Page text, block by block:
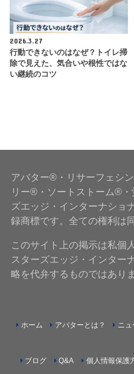
2026.3.27
行動できないのはなぜ？トイレ掃
除で見えた、気合いや根性ではな
い継続のコツ
アバター®・リサーフェシ
リー®・ソートストーム®
ズエッジ・インターナショ
録商標です。全ての権利は
このサイト上の掲示は私個
スターズエッジ・インター
略を代弁するものではあり
ホーム アバターとは？ ニ
ブログ Q&A 個人情報保護